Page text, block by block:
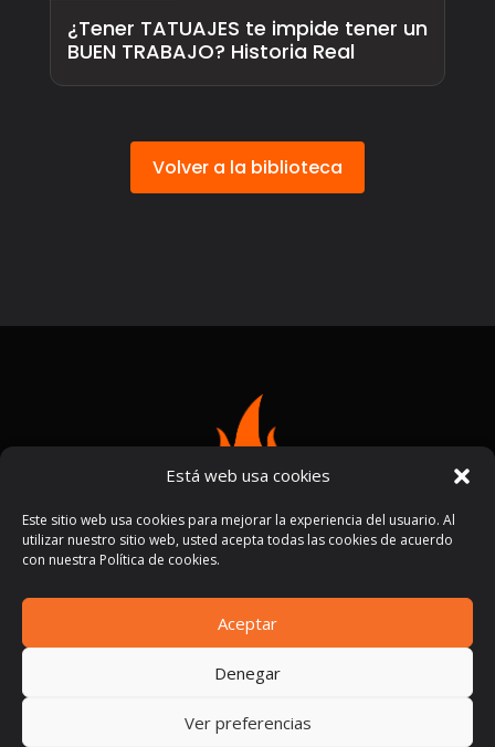
Está web usa cookies
Este sitio web usa cookies para mejorar la experiencia del usuario. Al
utilizar nuestro sitio web, usted acepta todas las cookies de acuerdo
con nuestra Política de cookies.
Aceptar
Denegar
Ver preferencias
¿Tener TATUAJES te impide tener un
BUEN TRABAJO? Historia Real
Volver a la biblioteca
Términos y condiciones|Políticas de privacidad